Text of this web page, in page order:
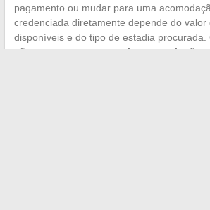
pagamento ou mudar para uma
credenciada diretamente depende do valor
disponíveis e do tipo de estadia procurada.
não se encontram, e
nenhuma evolução